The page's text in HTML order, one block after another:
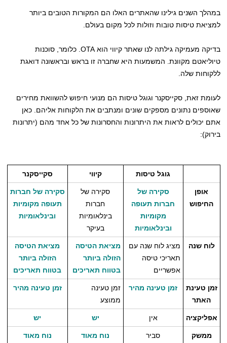
במהלך השנים גילינו שהאתרים האלו הם המקורות הטובים ביותר
למציאת טיסות טובות וזולות לכל מקום בעולם.
בדיקה מעמיקה גילתה לנו שאתר קיווי הוא OTA. כלומר, סוכנות
טיוליאטם מקוונת. המשמעות היא שחברה זו בראש ובראשונה דואגת
ללקוחות שלה.
לעומת זאת, סקייסקנר וגוגל טיסות הם מנועי חיפוש להשוואת מחירים
שאוספים נתונים מספקים שונים ומנתבים את הלקוחות אליהם. כאן
אתם יכולים לראות את היתרונות והחסרונות של כל אחד מהם (יתרונות
בירוק):
גוגל טיסות קיווי סקייסקנר
אופן
החיפוש
סקירה של
חברות תעופה
מקומיות
ובינלאומיות
סקירה של
חברות
בינלאומיות
בעיקר
סקירה של חברות
תעופה מקומיות
ובינלאומיות
לוח שנה
מציג לוח שנה עם
תאריכי טיסה
אפשריים
מציאת הטיסה
הזולה ביותר
בטווח תאריכים
מציאת הטיסה
הזולה ביותר
בטווח תאריכים
זמן טעינת
האתר
זמן טעינה מהיר
זמן טעינה
ממוצע
זמן טעינה מהיר
אפליקציה אין יש יש
ממשק סביר נוח מאוד נוח מאוד